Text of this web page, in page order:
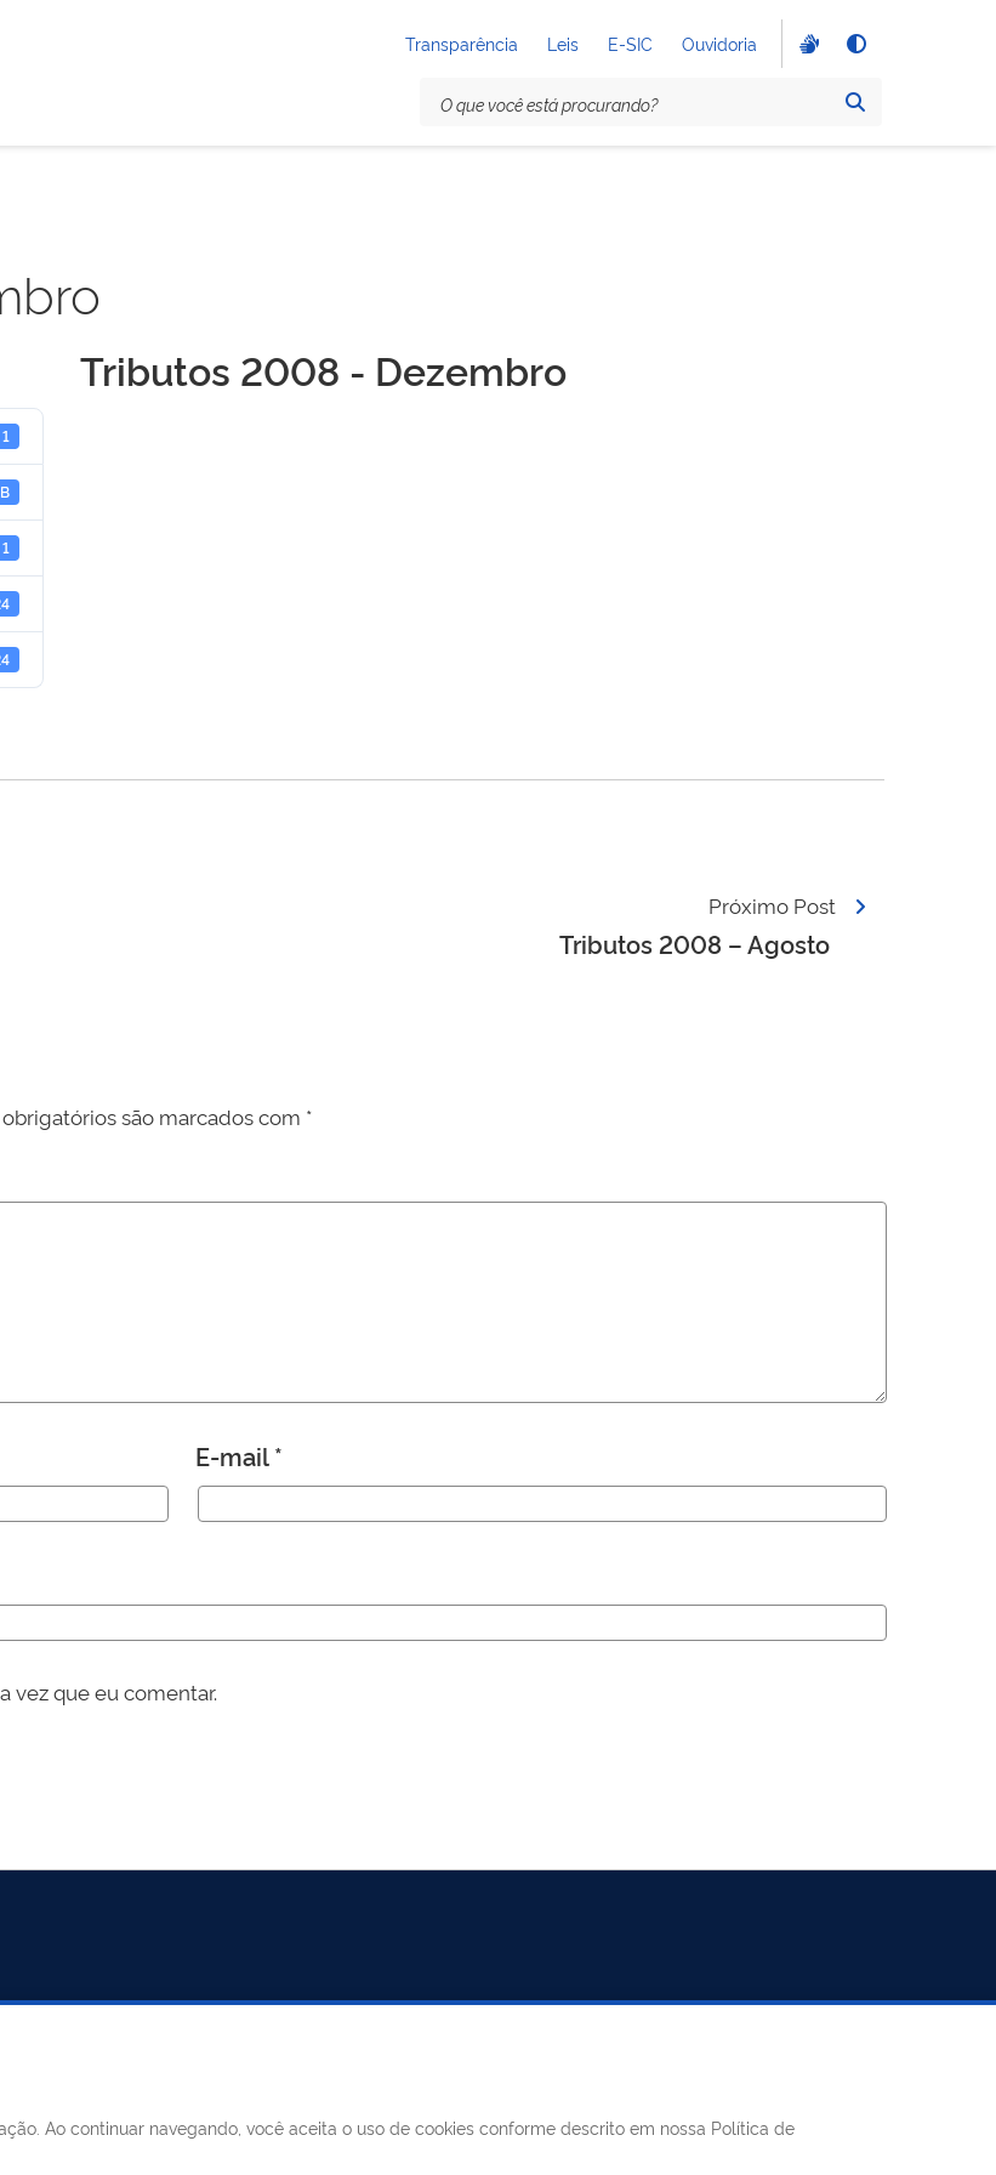
Transparência Leis E-SIC Ouvidoria
1
1
Tributos 2008 - Dezembro
Próximo Post
Tributos 2008 – Agosto
são marcados com *
E-mail*
vez que eu comentar.
MUNICÍPIO DE MERIDIANO
REDES SOCIAIS
Ao continuar navegando, você aceita o uso de cookies conforme descrito em nossa Política de